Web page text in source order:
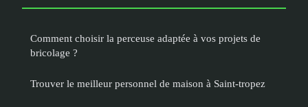
Comment choisir la perceuse adaptée à vos projets de
bricolage ?
Trouver le meilleur personnel de maison à Saint-tropez